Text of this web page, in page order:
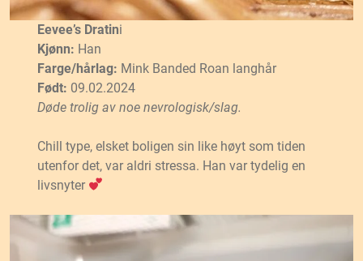
Eevee’s Dratini
Kjønn: Han
Farge/hårlag: Mink Banded Roan langhår
Født: 09.02.2024
Døde trolig av noe nevrologisk/slag.
Chill type, elsket boligen sin like høyt som tiden
utenfor det, var aldri stressa. Han var tydelig en
livsnyter